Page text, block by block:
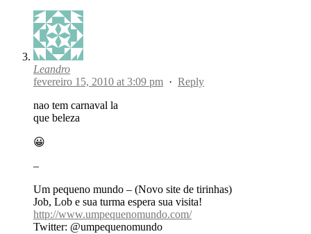
Leandro
fevereiro 15, 2010 at 3:09 pm · Reply
nao tem carnaval la
que beleza
😀
–
Um pequeno mundo – (Novo site de tirinhas)
Job, Lob e sua turma espera sua visita!
http://www.umpequenomundo.com/
Twitter: @umpequenomundo